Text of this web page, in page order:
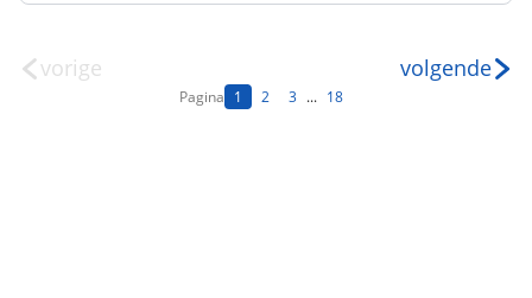
vorige
Pagina 1 2 3 ... 18
volgende